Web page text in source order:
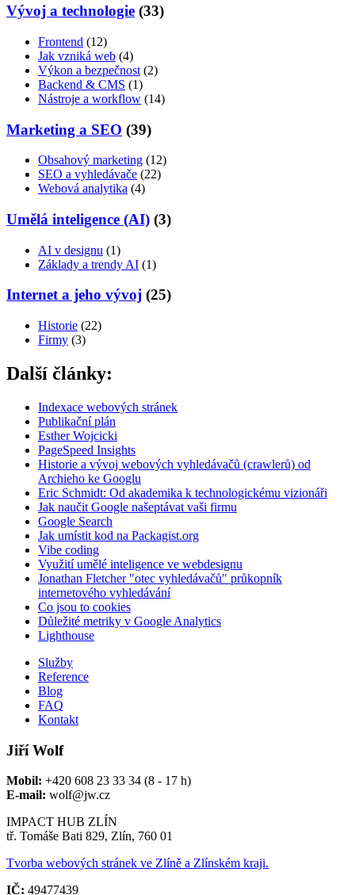
Vývoj a technologie (33)
Frontend (12)
Jak vzniká web (4)
Výkon a bezpečnost (2)
Backend & CMS (1)
Nástroje a workflow (14)
Marketing a SEO (39)
Obsahový marketing (12)
SEO a vyhledávače (22)
Webová analytika (4)
Umělá inteligence (AI) (3)
AI v designu (1)
Základy a trendy AI (1)
Internet a jeho vývoj (25)
Historie (22)
Firmy (3)
Další články:
Indexace webových stránek
Publikační plán
Esther Wojcicki
PageSpeed Insights
Historie a vývoj webových vyhledávačů (crawlerů) od
Archieho ke Googlu
Eric Schmidt: Od akademika k technologickému vizionáři
Jak naučit Google našeptávat vaši firmu
Google Search
Jak umístit kod na Packagist.org
Vibe coding
Využití umělé inteligence ve webdesignu
Jonathan Fletcher "otec vyhledávačů" průkopník
internetového vyhledávání
Co jsou to cookies
Důležité metriky v Google Analytics
Lighthouse
Služby
Reference
Blog
FAQ
Kontakt
Jiří Wolf
Mobil: +420 608 23 33 34 (8 - 17 h)
E-mail: wolf@jw.cz
IMPACT HUB ZLÍN
tř. Tomáše Bati 829, Zlín, 760 01
Tvorba webových stránek ve Zlíně a Zlínském kraji.
IČ: 49477439